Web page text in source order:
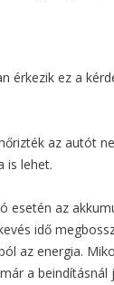
érkezik ez a
az autót
is lehet.
esetén az
idő
az energia.
a